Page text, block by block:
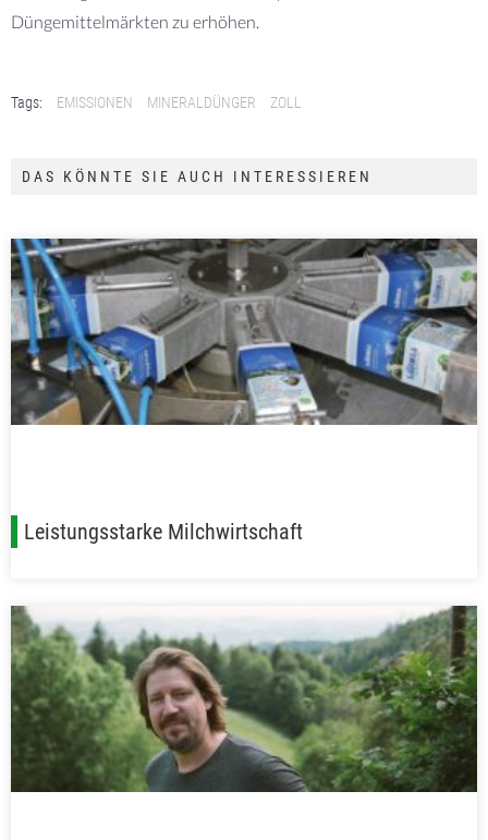
Düngemittelmärkten zu erhöhen.
Tags: EMISSIONEN MINERALDÜNGER ZOLL
DAS KÖNNTE SIE AUCH INTERESSIEREN
Leistungsstarke Milchwirtschaft